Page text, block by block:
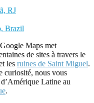
RJ
Brazil
Maps met
de sites à travers le
les ruines de Saint Miguel.
curiosité, nous vous
Latine au
.